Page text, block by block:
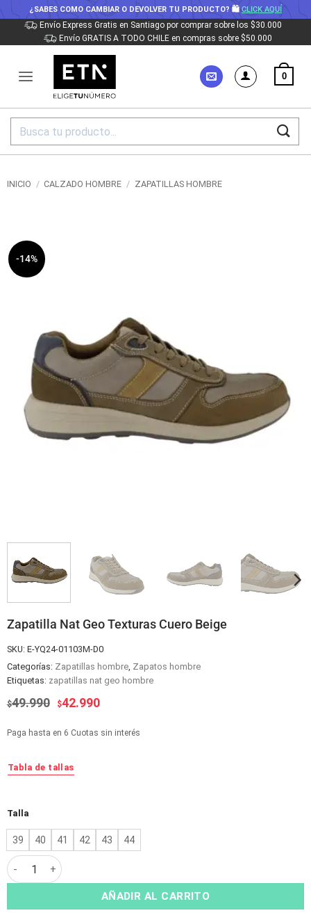
¿SABES COMO CAMBIAR O DEVOLVER TU PRODUCTO? 🛍CLICK AQUÍ
Saltar
al
Envío Express Gratis en Santiago por comprar sobre los $30.000
Envío GRATIS A TODO CHILE en compras sobre $50.000
0
Buscar
INICIO / CALZADO HOMBRE / ZAPATILLAS HOMBRE
-14%
Zapatilla Nat Geo Texturas Cuero Beige
SKU: E-YQ24-01103M-D0
Categorías: Zapatillas hombre, Zapatos hombre
Etiquetas: zapatillas nat geo hombre
$49.990 El
original
$42.990El
actual
Paga hasta en 6 Cuotas sin interés
Tabla de tallas
Talla
39 40 41 42 43 44
Zapatilla Nat Geo Texturas Cuero Beige cantidad
AÑADIR AL CARRITO
Alternative: